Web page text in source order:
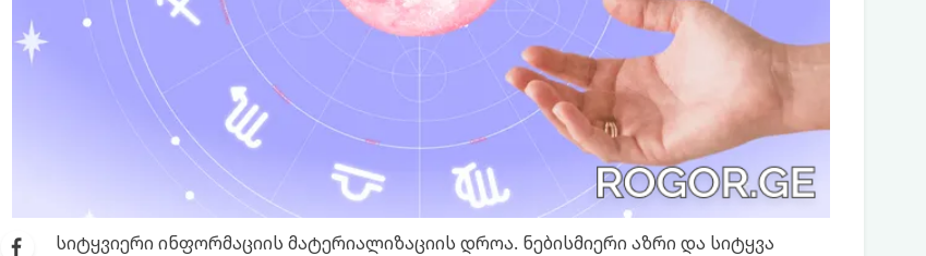
სიტყვიერი ინფორმაციის მატერიალიზაციის დროა. ნებისმიერი აზრი და სიტყვა